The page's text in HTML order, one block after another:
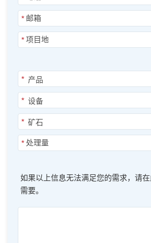
*
*
*
*
*
*
如果以上信息无法满足您的需求，请
需要。